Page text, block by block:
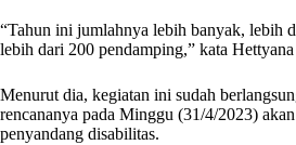
“Tahun ini jumlahnya lebih banyak, lebih
lebih dari 200 pendamping,” kata
Menurut dia, kegiatan ini sudah
rencananya pada Minggu (31/4/2023)
penyandang disabilitas.